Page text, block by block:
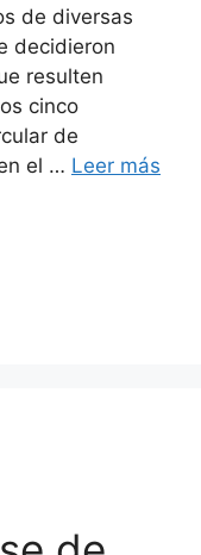
de diversas
decidieron
resulten
cinco
de
el … Leer más